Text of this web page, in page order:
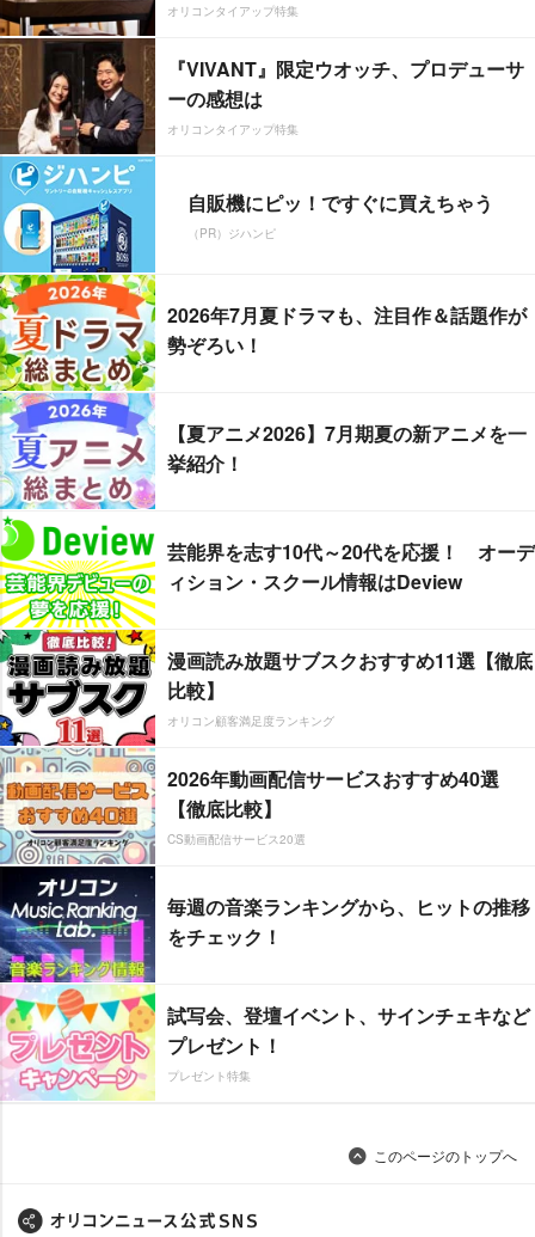
オリコンタイアップ特集
『VIVANT』限定ウオッチ、プロデューサ
ーの感想は
オリコンタイアップ特集
自販機にピッ！ですぐに買えちゃう
（PR）ジハンピ
2026年7月夏ドラマも、注目作＆話題作が
勢ぞろい！
【夏アニメ2026】7月期夏の新アニメを一
挙紹介！
芸能界を志す10代～20代を応援！ オーデ
ィション・スクール情報はDeview
漫画読み放題サブスクおすすめ11選【徹底
比較】
オリコン顧客満足度ランキング
2026年動画配信サービスおすすめ40選
【徹底比較】
CS動画配信サービス20選
毎週の音楽ランキングから、ヒットの推移
をチェック！
試写会、登壇イベント、サインチェキなど
プレゼント！
プレゼント特集
このページのトップへ